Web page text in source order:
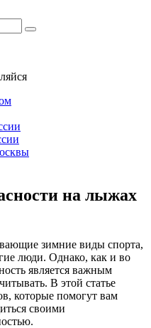
на лыжах
зимние виды спорта,
люди. Однако, как и во
является важным
В этой статье
которые помогут вам
своими